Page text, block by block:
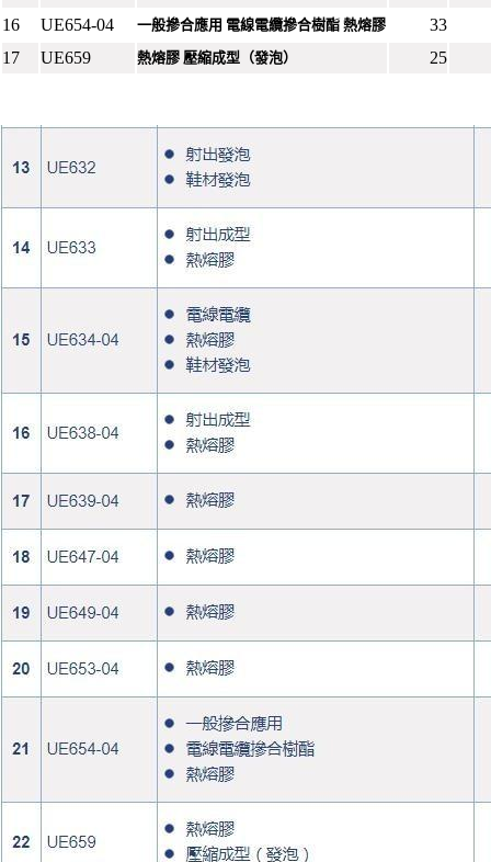
16
UE654-04 一般摻合應用 電線電纜摻合樹酯 熱熔膠
33
17
UE659 熱熔膠 壓縮成型（發泡） 25